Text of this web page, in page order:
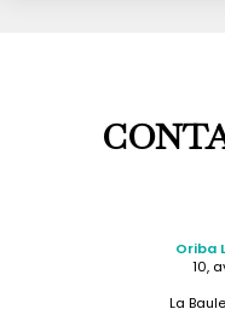
Oriba
10,
La